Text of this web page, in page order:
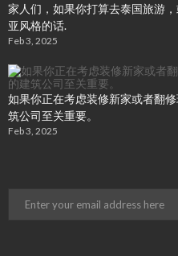
家人们，如果你打算去泰国旅游
亚风格的话.
Feb 3, 2025
如果你正在考虑装修新家或者翻
筑公司至关重要。
Feb 3, 2025